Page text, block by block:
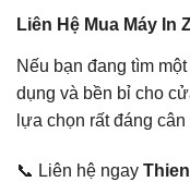
Liên Hệ Mua Máy In
Nếu bạn đang tìm
dụng và bền bỉ cho
lựa chọn rất đáng cân
📞 Liên hệ ngay